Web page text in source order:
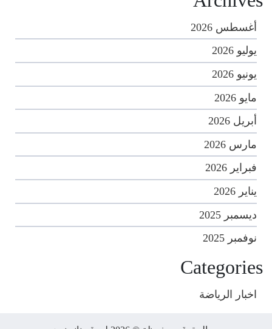
أغسطس 2026
يوليو 2026
يونيو 2026
مايو 2026
أبريل 2026
مارس 2026
فبراير 2026
يناير 2026
ديسمبر 2025
نوفمبر 2025
Categories
اخبار الرياضة